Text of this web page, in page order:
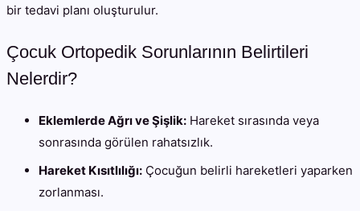
bir tedavi planı oluşturulur.
Çocuk Ortopedik Sorunlarının Belirtileri
Nelerdir?
Eklemlerde Ağrı ve Şişlik: Hareket sırasında veya
sonrasında görülen rahatsızlık.
Hareket Kısıtlılığı: Çocuğun belirli hareketleri yaparken
zorlanması.